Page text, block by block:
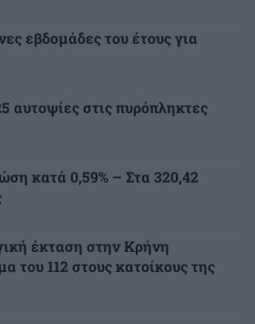
εβδομάδες του έτους για
αυτοψίες στις πυρόπληκτες
κατά 0,59% – Στα 320,42
έκταση στην Κρήνη
112 στους κατοίκους της